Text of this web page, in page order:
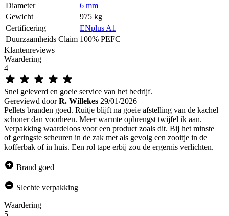
Diameter
6 mm
Gewicht
975 kg
Certificering
ENplus A1
Duurzaamheids Claim 100% PEFC
Klantenreviews
Waardering
4
Snel geleverd en goeie service van het bedrijf.
Gereviewd door R. Willekes 29/01/2026
Pellets branden goed. Ruitje blijft na goeie afstelling van de kachel
schoner dan voorheen. Meer warmte opbrengst twijfel ik aan.
Verpakking waardeloos voor een product zoals dit. Bij het minste
of geringste scheuren in de zak met als gevolg een zooitje in de
kofferbak of in huis. Een rol tape erbij zou de ergernis verlichten.
Brand goed
Slechte verpakking
Waardering
5